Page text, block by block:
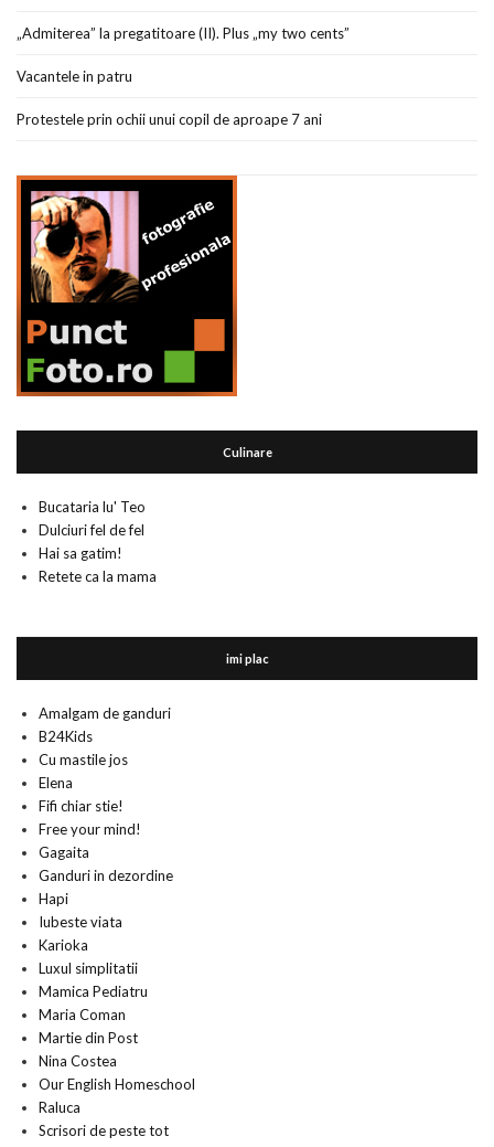
„Admiterea” la pregatitoare (II). Plus „my two cents”
Vacantele in patru
Protestele prin ochii unui copil de aproape 7 ani
Culinare
Bucataria lu' Teo
Dulciuri fel de fel
Hai sa gatim!
Retete ca la mama
imi plac
Amalgam de ganduri
B24Kids
Cu mastile jos
Elena
Fifi chiar stie!
Free your mind!
Gagaita
Ganduri in dezordine
Hapi
Iubeste viata
Karioka
Luxul simplitatii
Mamica Pediatru
Maria Coman
Martie din Post
Nina Costea
Our English Homeschool
Raluca
Scrisori de peste tot